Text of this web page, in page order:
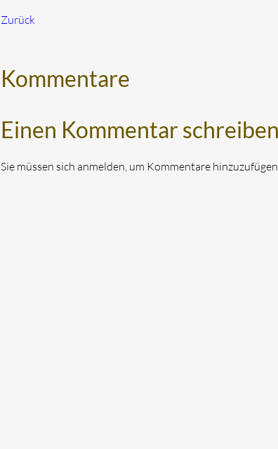
Zurück
Kommentare
Einen Kommentar schreiben
Sie müssen sich anmelden, um Kommentare hinzuzufügen.